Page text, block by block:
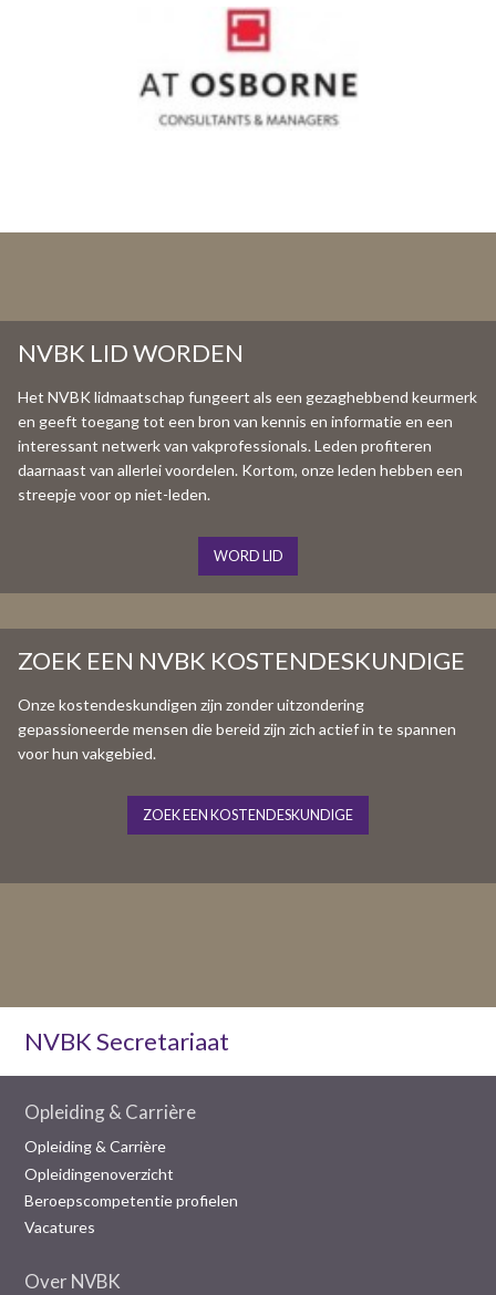
NVBK LID WORDEN
Het NVBK lidmaatschap fungeert als een gezaghebbend keurmerk
en geeft toegang tot een bron van kennis en informatie en een
interessant netwerk van vakprofessionals. Leden profiteren
daarnaast van allerlei voordelen. Kortom, onze leden hebben een
streepje voor op niet-leden.
WORD LID
ZOEK EEN NVBK KOSTENDESKUNDIGE
Onze kostendeskundigen zijn zonder uitzondering
gepassioneerde mensen die bereid zijn zich actief in te spannen
voor hun vakgebied.
ZOEK EEN KOSTENDESKUNDIGE
NVBK Secretariaat
Opleiding & Carrière
Opleiding & Carrière
Opleidingenoverzicht
Beroepscompetentie profielen
Vacatures
Over NVBK